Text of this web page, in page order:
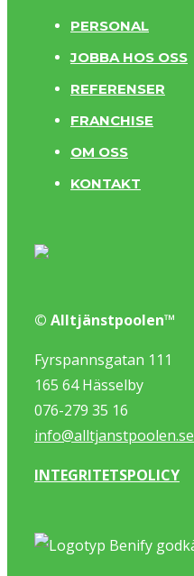
PERSONAL
JOBBA HOS OSS
REFERENSER
FRANCHISE
OM OSS
KONTAKT
© Alltjänstpoolen™
Fyrspannsgatan 111
165 64 Hässelby
076-279 35 16
info@alltjanstpoolen.se
INTEGRITETSPOLICY